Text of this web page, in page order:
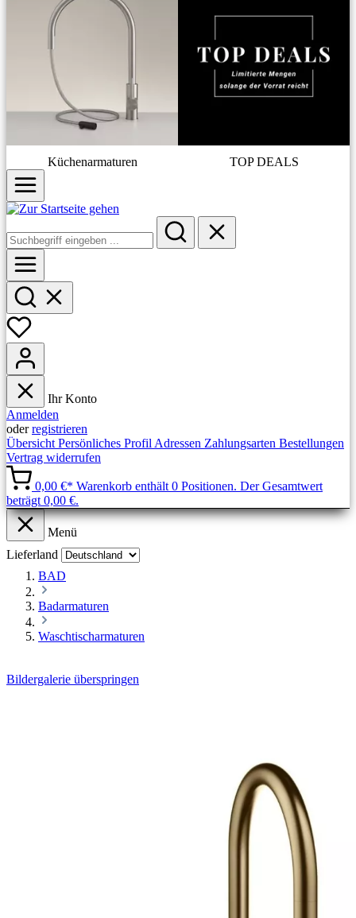
Küchenarmaturen TOP DEALS
Ihr Konto
Anmelden
oderregistrieren
Übersicht Persönliches Profil Adressen Zahlungsarten Bestellungen
Vertrag widerrufen
0,00 €* Warenkorb enthält 0 Positionen. Der Gesamtwert
beträgt 0,00 €.
Menü
Lieferland
BAD
Badarmaturen
Waschtischarmaturen
Bildergalerie überspringen